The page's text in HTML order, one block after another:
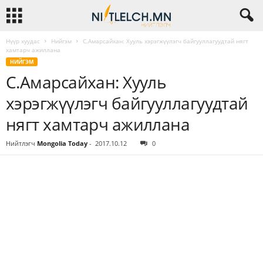
Нүүр хуудас Нийгэм
С.Амарсайхан: Хууль хэрэгжүүлэгч байгууллагуудтай нягт
хамтарч ажиллана
НИЙГЭМ
С.Амарсайхан: Хууль
хэрэгжүүлэгч байгууллагуудтай
нягт хамтарч ажиллана
Нийтлэгч Mongolia Today - 2017.10.12 0